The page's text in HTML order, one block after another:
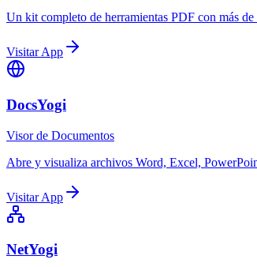
Un kit completo de herramientas PDF con más
Visitar App
DocsYogi
Visor de Documentos
Abre y visualiza archivos Word, Excel,
Visitar App
NetYogi